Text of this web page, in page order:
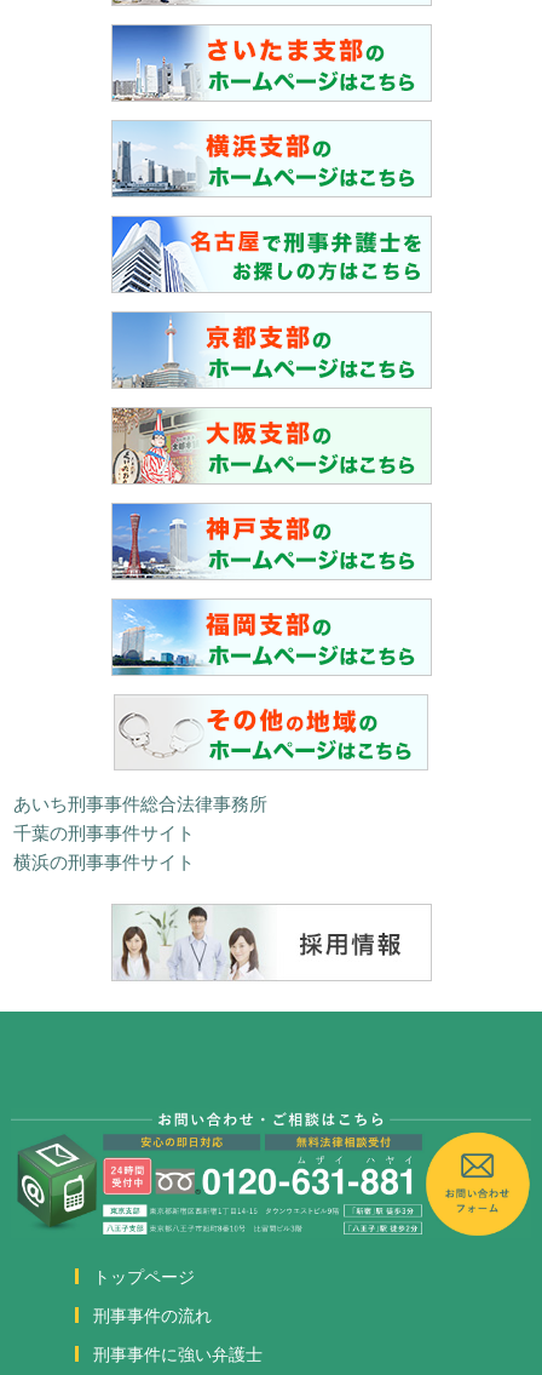
あいち刑事事件総合法律事務所
千葉の刑事事件サイト
横浜の刑事事件サイト
トップページ
刑事事件の流れ
刑事事件に強い弁護士